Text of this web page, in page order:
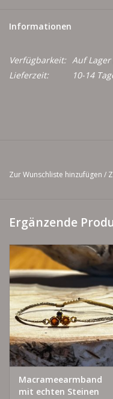
Informationen
Verfügbarkeit: Auf Lager
Lieferzeit:
10-14
Zur Wunschliste hinzufügen /
Ergänzende
Macrameearmband
mit echten Steinen